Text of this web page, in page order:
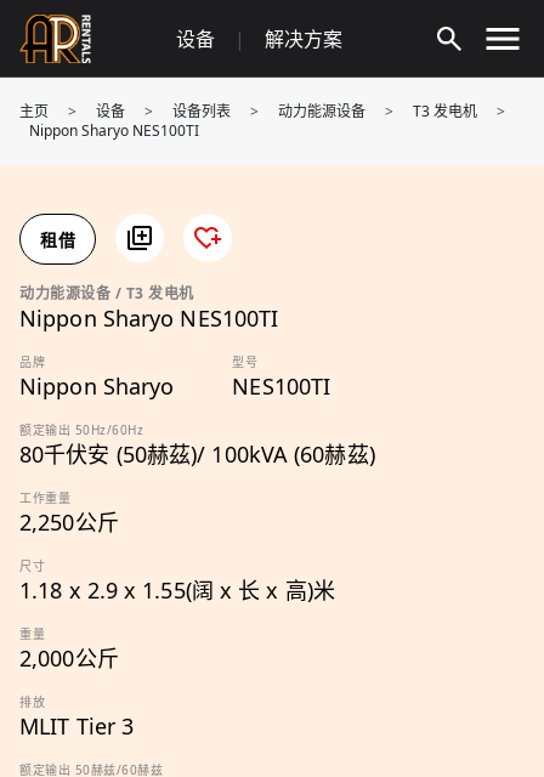
Skip
content
设备 | 解决方案
主页 > 设备 > 设备列表 > 动力能源设备 > T3 发电机
>
Nippon Sharyo NES100TI
租借
动力能源设备 / T3 发电机
Nippon Sharyo NES100TI
品牌
Nippon Sharyo
型号
NES100TI
额定输出 50Hz/60Hz
80千伏安 (50赫茲)/ 100kVA (60赫茲)
工作重量
2,250公斤
尺寸
1.18 x 2.9 x 1.55(阔 x 长 x 高)米
重量
2,000公斤
排放
MLIT Tier 3
额定输出 50赫兹/60赫兹